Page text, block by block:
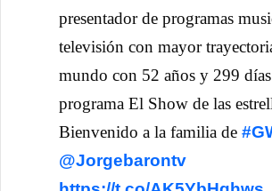
presentador de programas
televisión con mayor
mundo con 52 años y 299
programa El Show de las
Bienvenido a la familia de
@Jorgebarontv